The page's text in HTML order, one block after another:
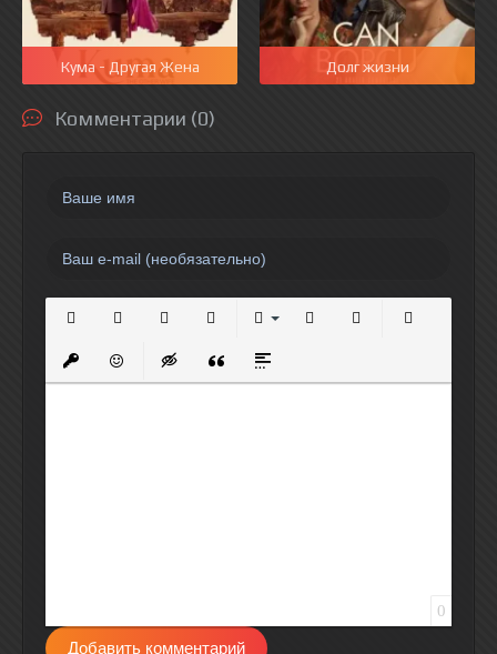
Кума - Другая Жена Долг жизни
Комментарии (0)
Вставить защищенную ссылку
Вставить смайлик
Вставка скрытого текста
Вставка цитаты
Вставка спойлера
0
Добавить комментарий